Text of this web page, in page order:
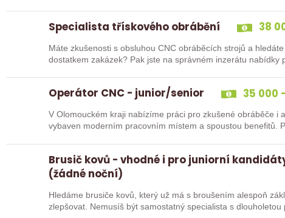
Specialista třískového obrábění 38
Máte zkušenosti s obsluhou CNC obráběcích strojů a
dostatkem zakázek? Pak jste na správném inzerátu nabídky
Operátor CNC - junior/senior 35 000
V Olomouckém kraji nabízíme práci pro zkušené obráběče i
Brusič kovů - vhodné i pro juniorní
(žádné noční)
Hledáme brusiče kovů, který už má s broušením alespoň
zlepšovat. Nemusíš být samostatný specialista s dlouholetou praxí. Důležité je, abys už někdy